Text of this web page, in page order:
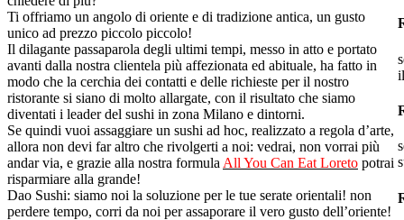
Ti offriamo un angolo di oriente e di tradizione antica, un gusto
unico ad prezzo piccolo piccolo!
Il dilagante passaparola degli ultimi tempi, messo in atto e portato
avanti dalla nostra clientela più affezionata ed abituale, ha fatto in
modo che la cerchia dei contatti e delle richieste per il nostro
ristorante si siano di molto allargate, con il risultato che siamo
diventati i leader del sushi in zona Milano e dintorni.
Se quindi vuoi assaggiare un sushi ad hoc, realizzato a regola d’arte,
allora non devi far altro che rivolgerti a noi: vedrai, non vorrai più
andar via, e grazie alla nostra formula All You Can Eat Loreto potrai
risparmiare alla grande!
Dao Sushi: siamo noi la soluzione per le tue serate orientali! non
perdere tempo, corri da noi per assaporare il vero gusto dell’oriente!